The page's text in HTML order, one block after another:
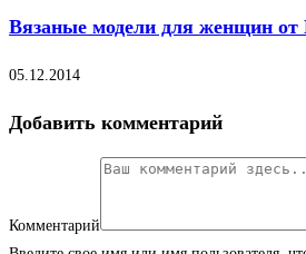
Вязаные модели для женщин от
05.12.2014
Добавить комментарий
Комментарий